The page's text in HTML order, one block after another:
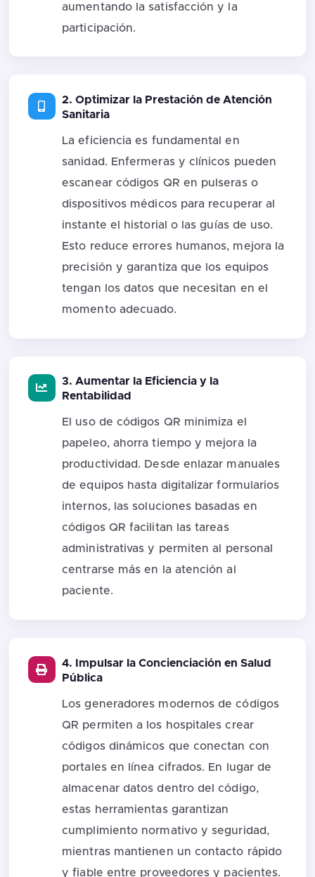
aumentando la satisfacción y la
participación.
2. Optimizar la Prestación de Atención
Sanitaria
La eficiencia es fundamental en
sanidad. Enfermeras y clínicos pueden
escanear códigos QR en pulseras o
dispositivos médicos para recuperar al
instante el historial o las guías de uso.
Esto reduce errores humanos, mejora la
precisión y garantiza que los equipos
tengan los datos que necesitan en el
momento adecuado.
3. Aumentar la Eficiencia y la
Rentabilidad
El uso de códigos QR minimiza el
papeleo, ahorra tiempo y mejora la
productividad. Desde enlazar manuales
de equipos hasta digitalizar formularios
internos, las soluciones basadas en
códigos QR facilitan las tareas
administrativas y permiten al personal
centrarse más en la atención al
paciente.
4. Impulsar la Concienciación en Salud
Pública
Los generadores modernos de códigos
QR permiten a los hospitales crear
códigos dinámicos que conectan con
portales en línea cifrados. En lugar de
almacenar datos dentro del código,
estas herramientas garantizan
cumplimiento normativo y seguridad,
mientras mantienen un contacto rápido
y fiable entre proveedores y pacientes.